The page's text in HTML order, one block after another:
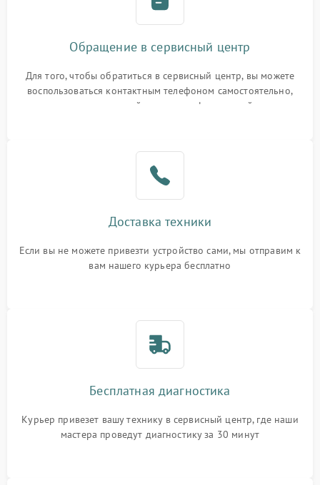
Обращение в сервисный центр
Для того, чтобы обратиться в сервисный центр, вы можете
воспользоваться контактным телефоном самостоятельно,
или оставить свой номер телефона на сайте
Доставка техники
Если вы не можете привезти устройство сами, мы отправим к
вам нашего курьера бесплатно
Бесплатная диагностика
Курьер привезет вашу технику в сервисный центр, где наши
мастера проведут диагностику за 30 минут